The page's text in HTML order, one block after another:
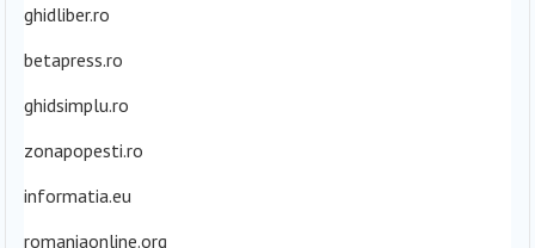
ghidliber.ro
betapress.ro
ghidsimplu.ro
zonapopesti.ro
informatia.eu
romaniaonline.org